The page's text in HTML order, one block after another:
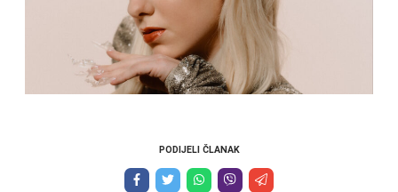
PODIJELI ČLANAK